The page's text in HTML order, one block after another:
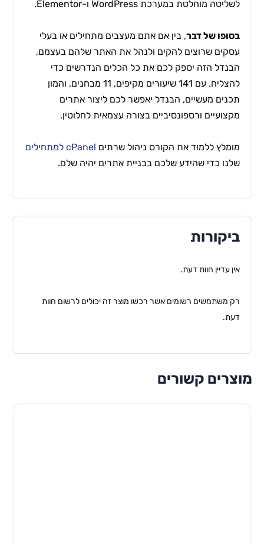
לשליטה מוחלטת במערכת WordPress ו-Elementor.
בסופו של דבר, בין אם אתם מעצבים מתחילים או בעלי
עסקים שרוצים להקים ולנהל את האתר שלהם בעצמם,
הבנדל הזה יספק לכם את כל הכלים הנדרשים כדי
להצליח. עם 141 שיעורים מקיפים, 11 מבחנים, והמון
תכנים מעשיים, הבנדל יאפשר לכם ליצור אתרים
מקצועיים ורספונסיביים בצורה עצמאית לחלוטין.
מומלץ ללמוד את הקורס ניהול שרתים сPanel למתחילים
שלנו כדי שהידע שלכם בבניית אתרים יהיה שלם.
ביקורות
אין עדיין חוות דעת.
רק משתמשים רשומים אשר רכשו מוצר זה יכולים לרשום חוות
דעת.
מוצרים קשורים